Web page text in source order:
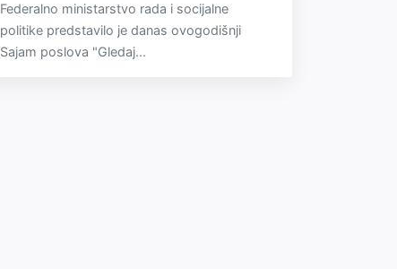
Federalno ministarstvo rada i socijalne
politike predstavilo je danas ovogodišnji
Sajam poslova "Gledaj...